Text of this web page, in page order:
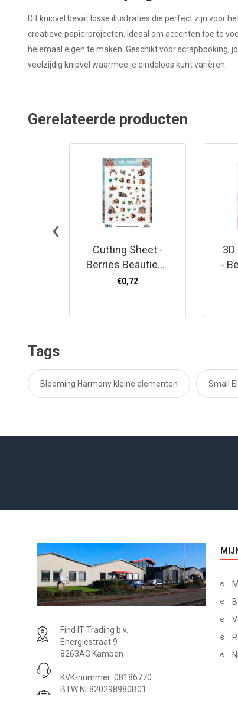
Dit knipvel bevat losse illustraties die perfect zijn voor
creatieve papierprojecten. Ideaal om accenten toe te
helemaal eigen te maken. Geschikt voor scrapbooking,
veelzijdig knipvel waarmee je eindeloos kunt variëren.
Gerelateerde producten
Cutting Sheet -
Berries Beauties -
Victorian
€0,72
-
‹
Tags
Blooming Harmony kleine elementen Small
Find IT Trading b.v.
Energiestraat 9
8263AG Kampen
KVK-nummer: 08186770
BTW NL820298980B01